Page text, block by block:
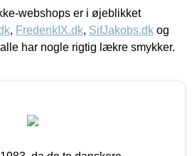
webshops er i øjeblikket
, FrederikIX.dk, SifJakobs.dk og
har nogle rigtig lækre smykker.